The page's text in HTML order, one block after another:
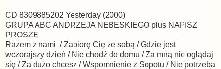
CD 8309885202 Yesterday (2000)
GRUPA ABC ANDRZEJA NEBESKIEGO plus NAPISZ
PROSZĘ
Razem z nami / Zabiorę Cię ze sobą / Gdzie jest
wczorajszy dzień / Nie chodź do domu / Za mną nie oglądaj
się / Za dużo chcesz / Wspomnienie z Sopotu / Nie potrzeba